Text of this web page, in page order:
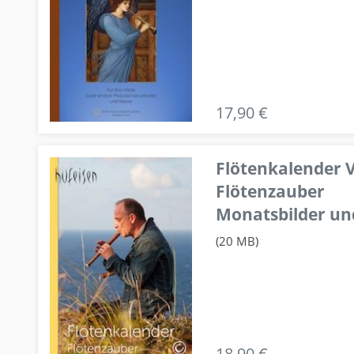
17,90 €
Flötenkalender
Flötenzauber
Monatsbilder
(20 MB)